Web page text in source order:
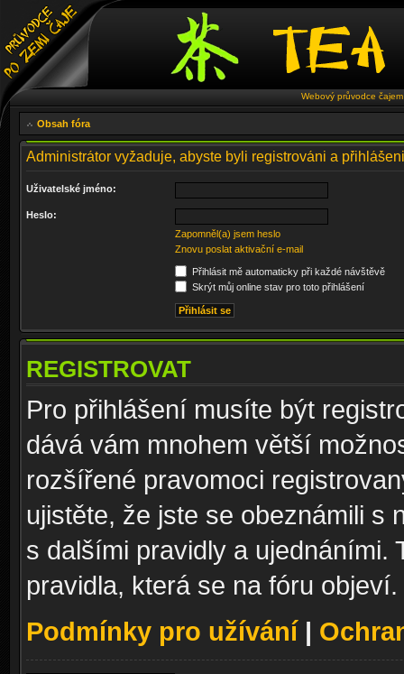
Webový průvodce
Obsah fóra
Administrátor vyžaduje, abyste byli registrováni a
Uživatelské jméno:
Heslo:
Zapomněl(a) jsem heslo
Znovu poslat aktivační e-mail
Přihlásit mě automaticky při každé návštěvě
Skrýt můj online stav pro toto přihlášení
REGISTROVAT
Pro přihlášení musíte být
dává vám mnohem větší
rozšířené pravomoci
ujistěte, že jste se obeznámili s
s dalšími pravidly a ujednáními.
pravidla, která se na fóru objeví.
Podmínky pro užívání|